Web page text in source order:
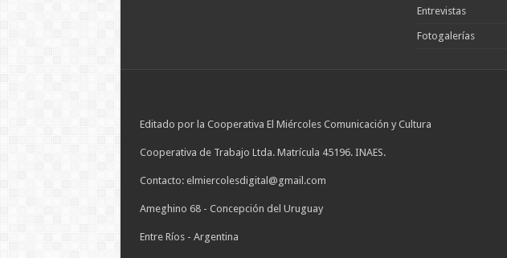
Entrevistas
Fotogalerías
Editado por la Cooperativa El Miércoles Comunicación y Cultura
Cooperativa de Trabajo Ltda. Matrícula 45196. INAES.
Contacto: elmiercolesdigital@gmail.com
Ameghino 68 - Concepción del Uruguay
Entre Ríos - Argentina